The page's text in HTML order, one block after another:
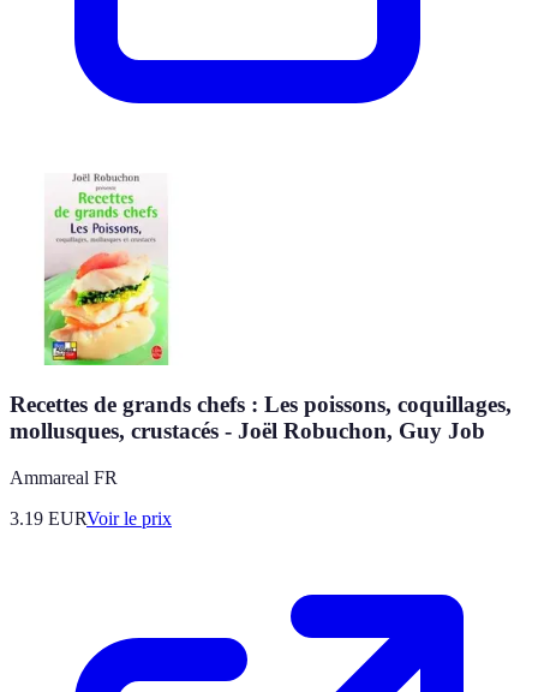
Recettes de grands chefs : Les poissons, coquillages,
mollusques, crustacés - Joël Robuchon, Guy Job
Ammareal FR
3.19 EURVoir le prix